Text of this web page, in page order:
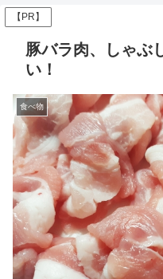
【PR】
豚バラ肉、しゃぶ
い！
食べ物